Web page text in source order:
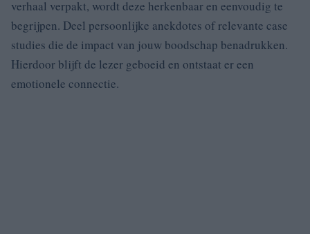
verhaal verpakt, wordt deze herkenbaar en eenvoudig te
begrijpen. Deel persoonlijke anekdotes of relevante case
studies die de impact van jouw boodschap benadrukken.
Hierdoor blijft de lezer geboeid en ontstaat er een
emotionele connectie.